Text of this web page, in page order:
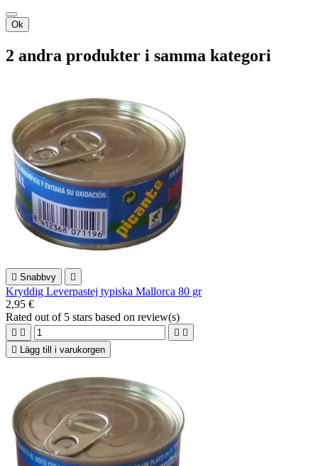
Ok
2 andra produkter i samma kategori
 Snabbvy 
Kryddig Leverpastej typiska Mallorca 80 gr
2,95 €
Rated out of 5 stars based on review(s)
   
 Lägg till i varukorgen